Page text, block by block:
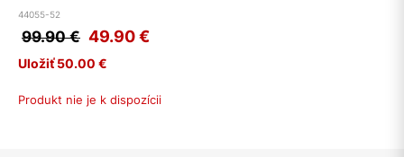
44055-52
99.90 € 49.90€
Uložiť 50.00 €
Produkt nie je k dispozícii